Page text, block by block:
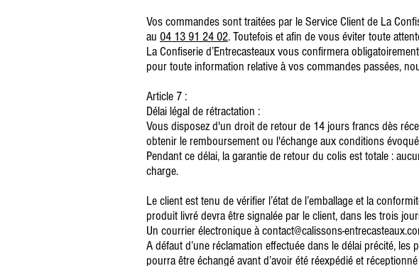
Vos commandes sont traitées par le Service Client de La
au 04 13 91 24 02. Toutefois et afin de vous éviter toute
La Confiserie d’Entrecasteaux vous confirmera
pour toute information relative à vos commandes passées,
Article 7 :
Délai légal de rétractation :
Vous disposez d'un droit de retour de 14 jours francs dès
obtenir le remboursement ou l'échange aux conditions
Pendant ce délai, la garantie de retour du colis est totale :
charge.
Le client est tenu de vérifier l’état de l’emballage et la
produit livré devra être signalée par le client, dans les trois
Un courrier électronique à contact@calissons-
A défaut d’une réclamation effectuée dans le délai précité,
pourra être échangé avant d’avoir été réexpédié et